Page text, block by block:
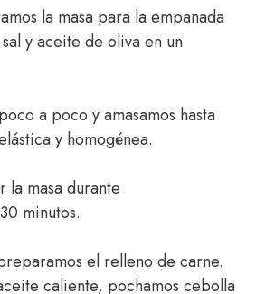
la masa para la empanada
y aceite de oliva en un
a poco y amasamos hasta
y homogénea.
la masa durante
minutos.
el relleno de carne.
caliente, pochamos cebolla